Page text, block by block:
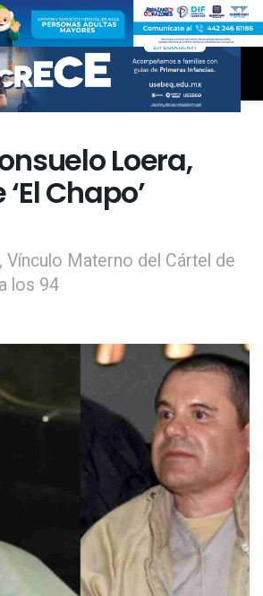
Loera,
Chapo’
Vínculo Materno del Cártel de
los 94